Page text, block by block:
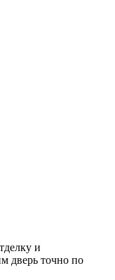
и
дверь точно по